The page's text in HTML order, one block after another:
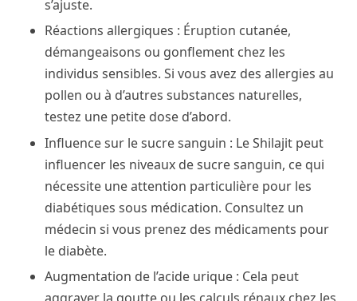
s’ajuste.
Réactions allergiques : Éruption cutanée,
démangeaisons ou gonflement chez les
individus sensibles. Si vous avez des allergies au
pollen ou à d’autres substances naturelles,
testez une petite dose d’abord.
Influence sur le sucre sanguin : Le Shilajit peut
influencer les niveaux de sucre sanguin, ce qui
nécessite une attention particulière pour les
diabétiques sous médication. Consultez un
médecin si vous prenez des médicaments pour
le diabète.
Augmentation de l’acide urique : Cela peut